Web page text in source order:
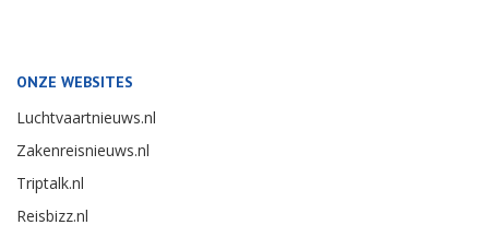
ONZE WEBSITES
Luchtvaartnieuws.nl
Zakenreisnieuws.nl
Triptalk.nl
Reisbizz.nl